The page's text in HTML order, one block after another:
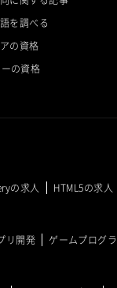
を調べる
の資格
の資格
の求人 HTML5の求人
リ開発 ゲームプログ